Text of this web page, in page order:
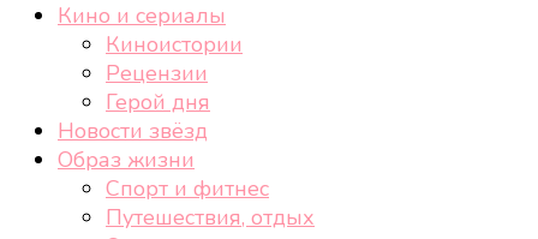
cheek-look.ru
Женский сайт о звездах и кино, а также трендах,
здоровом образе жизни, спорте, стиле, отдыхе и
Кино и сериалы
Киноистории
Рецензии
Герой дня
Новости звёзд
Образ жизни
Спорт и фитнес
Путешествия, отдых